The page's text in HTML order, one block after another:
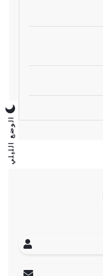
الوضع الليلي